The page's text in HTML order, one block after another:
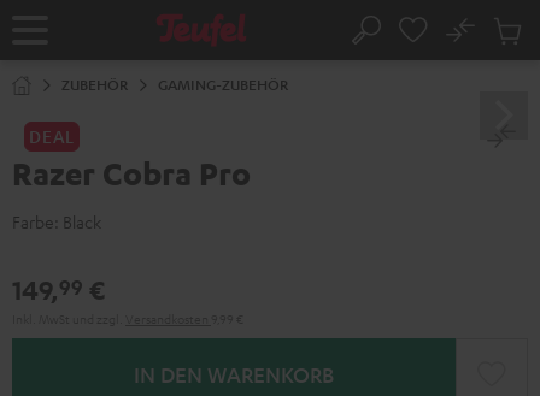
Startseite Suche
No
ZUBEHÖR GAMING-ZUBEHÖR
DEAL
Razer Cobra Pro
Farbe: Black
149,99 €
IN DEN WARENKORB